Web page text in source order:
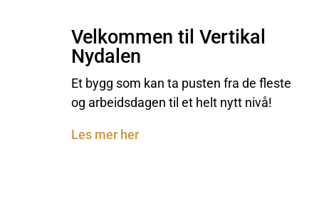
Velkommen til Vertikal
Nydalen
Et bygg som kan ta pusten fra de fleste
og arbeidsdagen til et helt nytt nivå!
Les mer her